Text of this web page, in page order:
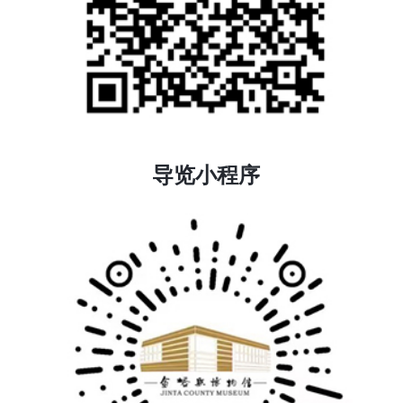
导览小程序